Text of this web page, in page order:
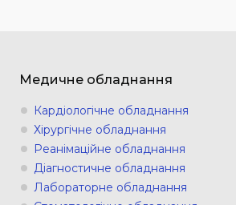
Медичне обладнання
Кардіологічне обладнання
Хірургічне обладнання
Реанімаційне обладнання
Діагностичне обладнання
Лабораторне обладнання